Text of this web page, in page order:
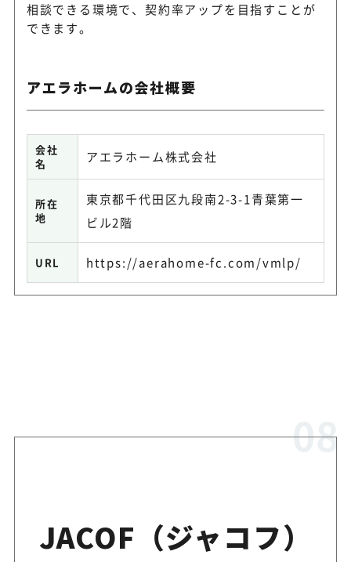
相談できる環境で、契約率アップを目指すことが
できます。
アエラホームの会社概要
会社
名
アエラホーム株式会社
所在
地
東京都千代田区九段南2-3-1青葉第一
ビル2階
URL https://aerahome-fc.com/vmlp/
JACOF（ジャコフ）